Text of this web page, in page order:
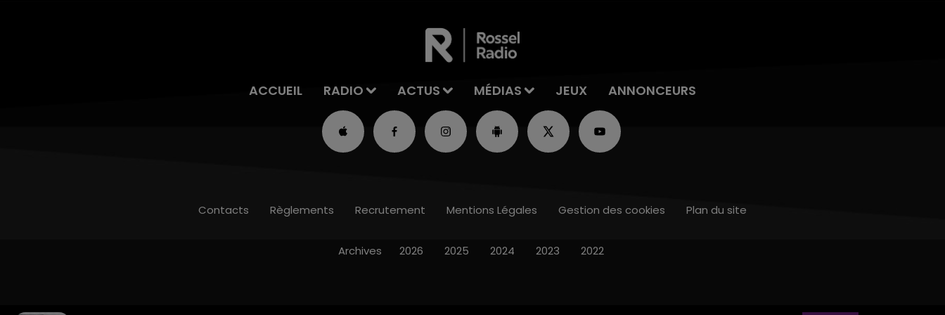
ACCUEIL RADIO ACTUS MÉDIAS JEUX ANNONCEURS
Contacts Règlements Recrutement Mentions Légales Gestion des cookies Plan du site
Archives 2026 2025 2024 2023 2022